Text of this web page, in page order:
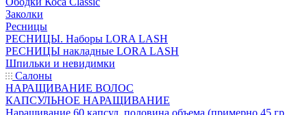
Заколки
Ресницы
РЕСНИЦЫ. Наборы LORA LASH
РЕСНИЦЫ накладные LORA LASH
Шпильки и невидимки
Салоны
НАРАЩИВАНИЕ ВОЛОС
КАПСУЛЬНОЕ НАРАЩИВАНИЕ
Наращивание 60 капсул, половина объема (примерно 45 гр